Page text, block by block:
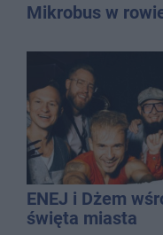
Mikrobus w
ENEJ i Dżem
święta miasta